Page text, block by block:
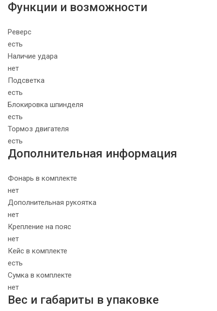
Функции и возможности
Реверс
есть
Наличие удара
нет
Подсветка
есть
Блокировка шпинделя
есть
Тормоз двигателя
есть
Дополнительная информация
Фонарь в комплекте
нет
Дополнительная рукоятка
нет
Крепление на пояс
нет
Кейс в комплекте
есть
Сумка в комплекте
нет
Вес и габариты в упаковке